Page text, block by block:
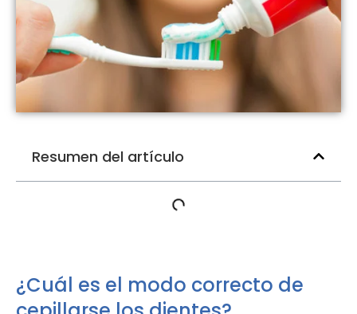
Resumen del artículo
¿Cuál es el modo correcto de